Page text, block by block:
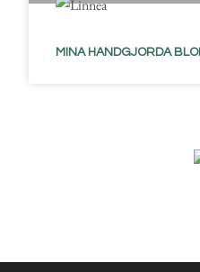
MINA HANDGJORDA